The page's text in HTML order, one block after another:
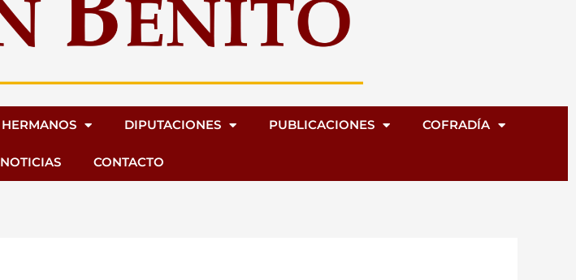
HERMANOS DIPUTACIONES PUBLICACIONES COFRADÍA
NOTICIAS CONTACTO